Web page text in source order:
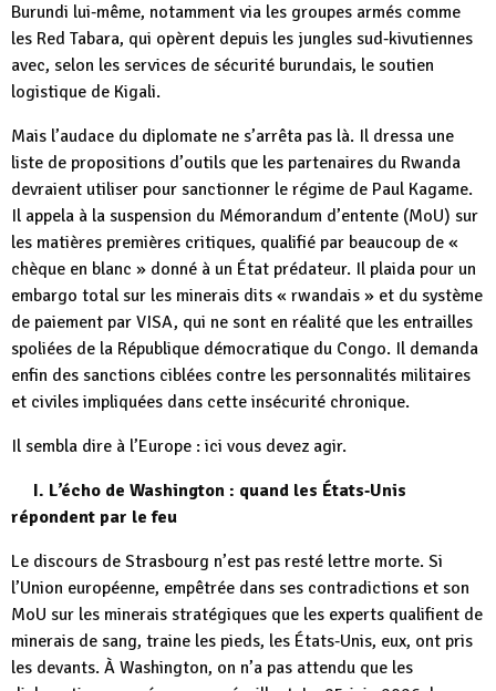
Burundi lui‑même, notamment via les groupes armés comme
les Red Tabara, qui opèrent depuis les jungles sud‑kivutiennes
avec, selon les services de sécurité burundais, le soutien
logistique de Kigali.
Mais l’audace du diplomate ne s’arrêta pas là. Il dressa une
liste de propositions d’outils que les partenaires du Rwanda
devraient utiliser pour sanctionner le régime de Paul Kagame.
Il appela à la suspension du Mémorandum d’entente (MoU) sur
les matières premières critiques, qualifié par beaucoup de «
chèque en blanc » donné à un État prédateur. Il plaida pour un
embargo total sur les minerais dits « rwandais » et du système
de paiement par VISA, qui ne sont en réalité que les entrailles
spoliées de la République démocratique du Congo. Il demanda
enfin des sanctions ciblées contre les personnalités militaires
et civiles impliquées dans cette insécurité chronique.
Il sembla dire à l’Europe : ici vous devez agir.
I. L’écho de Washington : quand les États‑Unis
répondent par le feu
Le discours de Strasbourg n’est pas resté lettre morte. Si
l’Union européenne, empêtrée dans ses contradictions et son
MoU sur les minerais stratégiques que les experts qualifient de
minerais de sang, traine les pieds, les États‑Unis, eux, ont pris
les devants. À Washington, on n’a pas attendu que les